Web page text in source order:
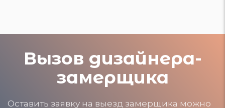
Вызов дизайнера-
замерщика
Оставить заявку на выезд замерщика можно